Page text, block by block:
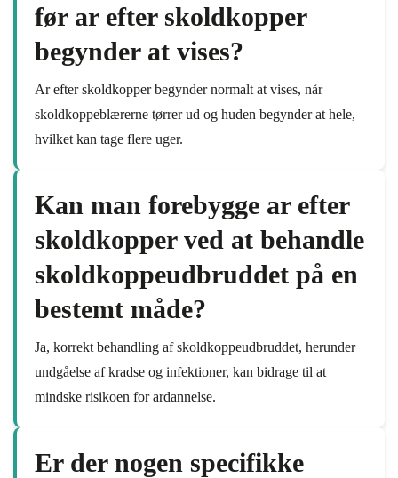
før ar efter skoldkopper
begynder at vises?
Ar efter skoldkopper begynder normalt at vises, når
skoldkoppeblærerne tørrer ud og huden begynder at hele,
hvilket kan tage flere uger.
Kan man forebygge ar efter
skoldkopper ved at behandle
skoldkoppeudbruddet på en
bestemt måde?
Ja, korrekt behandling af skoldkoppeudbruddet, herunder
undgåelse af kradse og infektioner, kan bidrage til at
mindske risikoen for ardannelse.
Er der nogen specifikke